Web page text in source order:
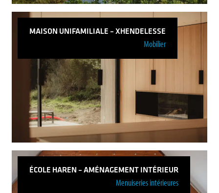
Gite – Montzen Gare
Voir plus
MAISON UNIFAMILIALE – XHENDELESSE
Mobilier
ÉCOLE HAREN – AMÉNAGEMENT INTÉRIEUR
Menuiseries intérieures